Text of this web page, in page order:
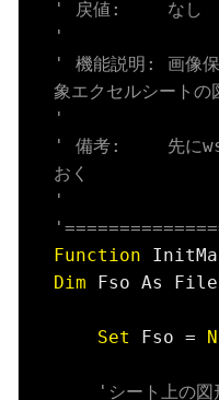
' 戻値:　　 なし
'
' 機能説明: 画像保
象エクセルシートの
'
' 備考:　　 先に
おく
'
Function
Dim Fso As
Set Fso =
'シート上の図